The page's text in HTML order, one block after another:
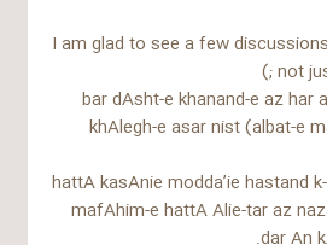
1. I am glad to see a few
not
2. bar dAsht-e khanand-e az
khAlegh-e asar nist (albat-e
3. hattA kasAnie modda’ie hastand
mafAhim-e hattA Alie-tar az
dar An